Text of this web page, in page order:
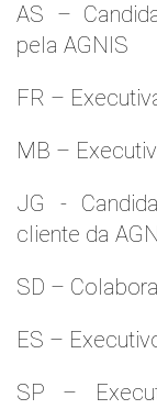
AS –
pela AGNIS
FR –
MB –
JG -
cliente da
SD –
ES –
SP –